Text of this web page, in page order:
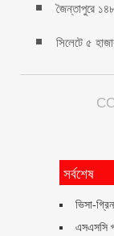
জৈন্তাপুরে
সিলেটে ৫
সর্বশেষ
ভিসা-
এসএসসি